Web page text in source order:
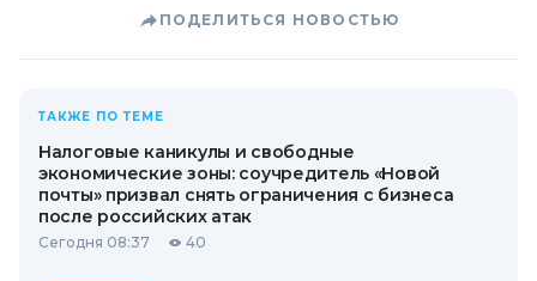
ПОДЕЛИТЬСЯ НОВОСТЬЮ
ТАКЖЕ ПО ТЕМЕ
Налоговые каникулы и свободные
экономические зоны: соучредитель «Новой
почты» призвал снять ограничения с бизнеса
после российских атак
Сегодня 08:37 40